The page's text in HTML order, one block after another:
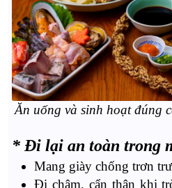
Ăn uống và sinh hoạt đúng
* Đi lại an toàn trong
Mang giày chống trơn
Đi chậm, cẩn thận khi